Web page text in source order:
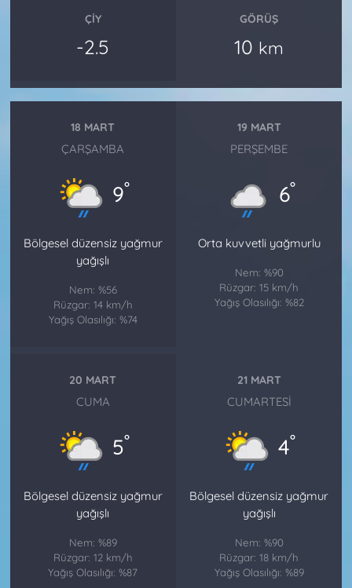
ÇIY
-2.5
GÖRÜŞ
10 km
18 MART
ÇARŞAMBA
9°
Bölgesel düzensiz yağmur
yağışlı
Nem: %56
Rüzgar: 14 km/h
Yağış Olasılığı: %74
19 MART
PERŞEMBE
6°
Orta kuvvetli yağmurlu
Nem: %90
Rüzgar: 15 km/h
Yağış Olasılığı: %82
20 MART
CUMA
5°
Bölgesel düzensiz yağmur
yağışlı
Nem: %89
Rüzgar: 12 km/h
Yağış Olasılığı: %87
21 MART
CUMARTESI
4°
Bölgesel düzensiz yağmur
yağışlı
Nem: %90
Rüzgar: 18 km/h
Yağış Olasılığı: %89